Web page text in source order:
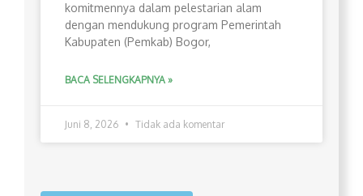
komitmennya dalam pelestarian alam
dengan mendukung program Pemerintah
Kabupaten (Pemkab) Bogor,
BACA SELENGKAPNYA »
Juni 8, 2026 Tidak ada komentar